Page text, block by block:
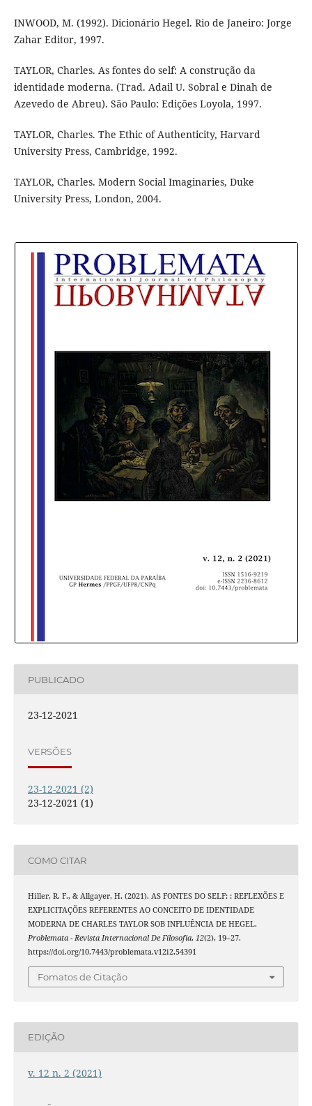
INWOOD, M. (1992). Dicionário Hegel. Rio de Janeiro: Jorge
Zahar Editor, 1997.
TAYLOR, Charles. As fontes do self: A construção da
identidade moderna. (Trad. Adail U. Sobral e Dinah de
Azevedo de Abreu). São Paulo: Edições Loyola, 1997.
TAYLOR, Charles. The Ethic of Authenticity, Harvard
University Press, Cambridge, 1992.
TAYLOR, Charles. Modern Social Imaginaries, Duke
University Press, London, 2004.
PUBLICADO
23-12-2021
VERSÕES
23-12-2021 (2)
23-12-2021 (1)
COMO CITAR
Hiller, R. F., & Allgayer, H. (2021). AS FONTES DO SELF: : REFLEXÕES E
EXPLICITAÇÕES REFERENTES AO CONCEITO DE IDENTIDADE
MODERNA DE CHARLES TAYLOR SOB INFLUÊNCIA DE HEGEL.
Problemata - Revista Internacional De Filosofia, 12(2), 19–27.
https://doi.org/10.7443/problemata.v12i2.54391
Fomatos de Citação
EDIÇÃO
v. 12 n. 2 (2021)